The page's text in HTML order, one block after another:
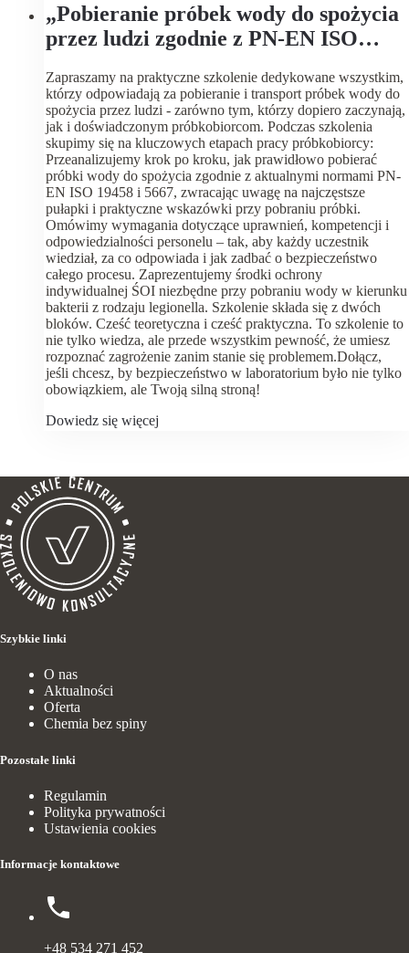
„Pobieranie próbek wody do spożycia
przez ludzi zgodnie z PN-EN ISO
szkolenie dla próbkobiorców”.
Zapraszamy na praktyczne szkolenie dedykowane wszystkim,
którzy odpowiadają za pobieranie i transport próbek wody do
spożycia przez ludzi - zarówno tym, którzy dopiero zaczynają,
jak i doświadczonym próbkobiorcom. Podczas szkolenia
skupimy się na kluczowych etapach pracy próbkobiorcy:
Przeanalizujemy krok po kroku, jak prawidłowo pobierać
próbki wody do spożycia zgodnie z aktualnymi normami PN-
EN ISO 19458 i 5667, zwracając uwagę na najczęstsze
pułapki i praktyczne wskazówki przy pobraniu próbki.
Omówimy wymagania dotyczące uprawnień, kompetencji i
odpowiedzialności personelu – tak, aby każdy uczestnik
wiedział, za co odpowiada i jak zadbać o bezpieczeństwo
całego procesu. Zaprezentujemy środki ochrony
indywidualnej ŚOI niezbędne przy pobraniu wody w kierunku
bakterii z rodzaju legionella. Szkolenie składa się z dwóch
bloków. Cześć teoretyczna i cześć praktyczna. To szkolenie to
nie tylko wiedza, ale przede wszystkim pewność, że umiesz
rozpoznać zagrożenie zanim stanie się problemem.Dołącz,
jeśli chcesz, by bezpieczeństwo w laboratorium było nie tylko
obowiązkiem, ale Twoją silną stroną!
Dowiedz się więcej
Szybkie linki
O nas
Aktualności
Oferta
Chemia bez spiny
Pozostałe linki
Regulamin
Polityka prywatności
Ustawienia cookies
Informacje kontaktowe
+48 534 271 452